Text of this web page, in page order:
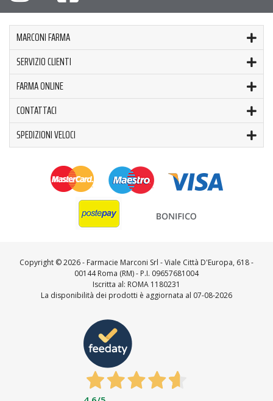
MARCONI FARMA
SERVIZIO CLIENTI
FARMA ONLINE
CONTATTACI
SPEDIZIONI VELOCI
Copyright ©2026 - Farmacie Marconi Srl - Viale Città D'Europa, 618 -
00144 Roma (RM) - P.I. 09657681004
Iscritta al: ROMA 1180231
La disponibilità dei prodotti è aggiornata al 07-08-2026